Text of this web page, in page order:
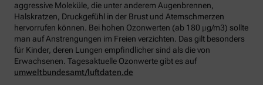
aggressive Moleküle, die unter anderem Augenbrennen,
Halskratzen, Druckgefühl in der Brust und Atemschmerzen
hervorrufen können. Bei hohen Ozonwerten (ab 180 μg/m3) sollte
man auf Anstrengungen im Freien verzichten. Das gilt besonders
für Kinder, deren Lungen empfindlicher sind als die von
Erwachsenen. Tagesaktuelle Ozonwerte gibt es auf
umweltbundesamt/luftdaten.de